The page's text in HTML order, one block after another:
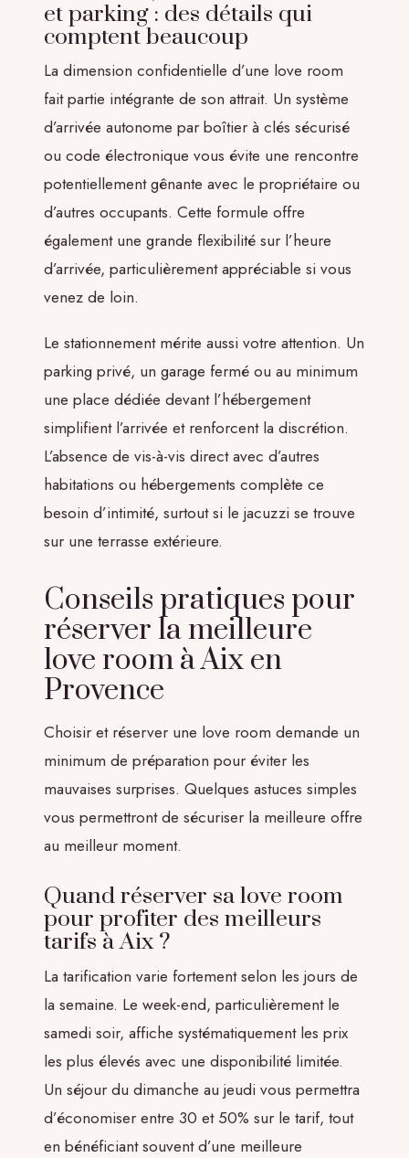
et parking : des détails qui
comptent beaucoup
La dimension confidentielle d’une love room
fait partie intégrante de son attrait. Un système
d’arrivée autonome par boîtier à clés sécurisé
ou code électronique vous évite une rencontre
potentiellement gênante avec le propriétaire ou
d’autres occupants. Cette formule offre
également une grande flexibilité sur l’heure
d’arrivée, particulièrement appréciable si vous
venez de loin.
Le stationnement mérite aussi votre attention. Un
parking privé, un garage fermé ou au minimum
une place dédiée devant l’hébergement
simplifient l’arrivée et renforcent la discrétion.
L’absence de vis-à-vis direct avec d’autres
habitations ou hébergements complète ce
besoin d’intimité, surtout si le jacuzzi se trouve
sur une terrasse extérieure.
Conseils pratiques pour
réserver la meilleure
love room à Aix en
Provence
Choisir et réserver une love room demande un
minimum de préparation pour éviter les
mauvaises surprises. Quelques astuces simples
vous permettront de sécuriser la meilleure offre
au meilleur moment.
Quand réserver sa love room
pour profiter des meilleurs
tarifs à Aix ?
La tarification varie fortement selon les jours de
la semaine. Le week-end, particulièrement le
samedi soir, affiche systématiquement les prix
les plus élevés avec une disponibilité limitée.
Un séjour du dimanche au jeudi vous permettra
d’économiser entre 30 et 50% sur le tarif, tout
en bénéficiant souvent d’une meilleure